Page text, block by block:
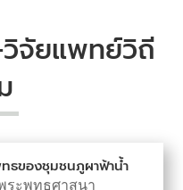
วิจัยแพทย์วิถี
ของชุมชนภูผาฟ้าน้ำ
ระพุทธศาสนา